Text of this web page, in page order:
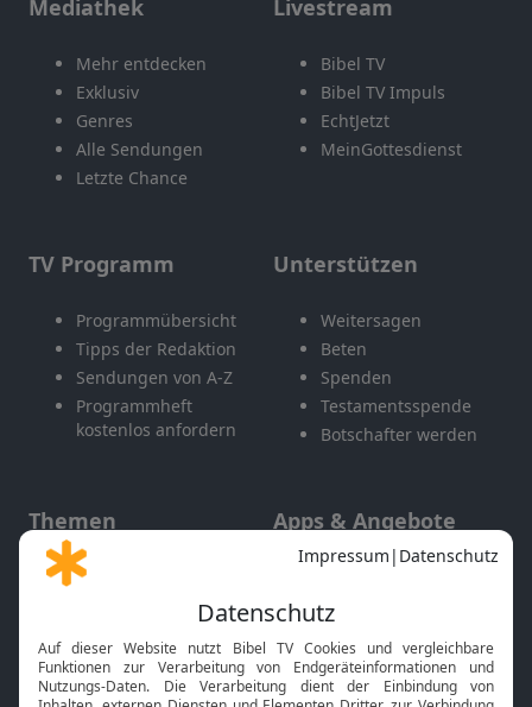
Mediathek
Mehr entdecken
Exklusiv
Genres
Alle Sendungen
Letzte Chance
Livestream
Bibel TV
Bibel TV Impuls
EchtJetzt
MeinGottesdienst
TV Programm
Programmübersicht
Tipps der Redaktion
Sendungen von A-Z
Programmheft
kostenlos anfordern
Unterstützen
Weitersagen
Beten
Spenden
Testamentsspende
Botschafter werden
Themen
Gott und Bibel erklärt
Neuigkeiten
Apps & Angebote
Mobile App
Smart TV
HbbTV